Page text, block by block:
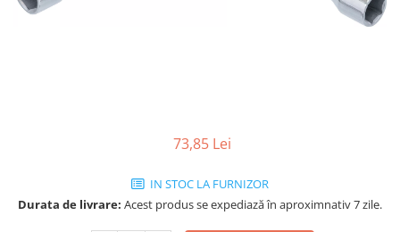
73,85 Lei
IN STOC LA FURNIZOR
Durata de livrare: Acest produs se expediază în aproximnativ 7 zile.